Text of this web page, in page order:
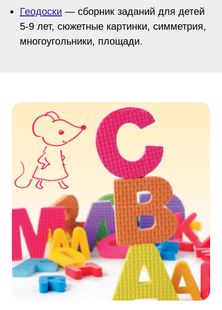
Геодоски — сборник заданий для детей
5-9 лет, сюжетные картинки, симметрия,
многоугольники, площади.